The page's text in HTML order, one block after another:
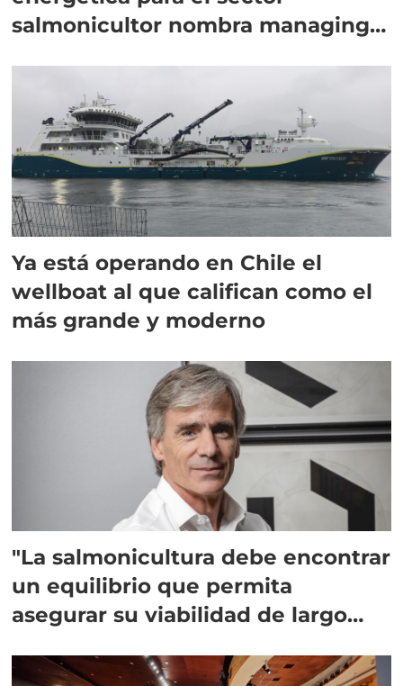
salmonicultor nombra managing
Ya está operando en Chile el
wellboat al que califican como el
más grande y moderno
"La salmonicultura debe encontrar
un equilibrio que permita
asegurar su viabilidad de largo